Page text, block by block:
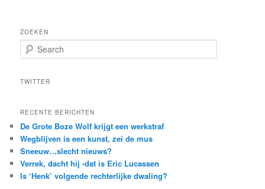
ZOEKEN
e
rTWITTER
RECENTE BERICHTEN
De Grote Boze Wolf krijgt een werkstraf
Wegblijven is een kunst, zei de mus
Sneeuw…slecht nieuws?
Verrek, dacht hij -dat is Eric Lucassen
Is ‘Henk’ volgende rechterlijke dwaling?